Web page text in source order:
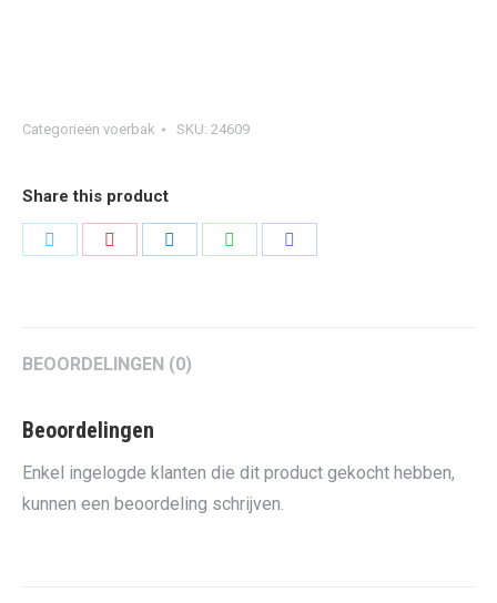
Categorieën voerbak SKU: 24609
Share this product
BEOORDELINGEN (0)
Beoordelingen
Enkel ingelogde klanten die dit product gekocht hebben,
kunnen een beoordeling schrijven.